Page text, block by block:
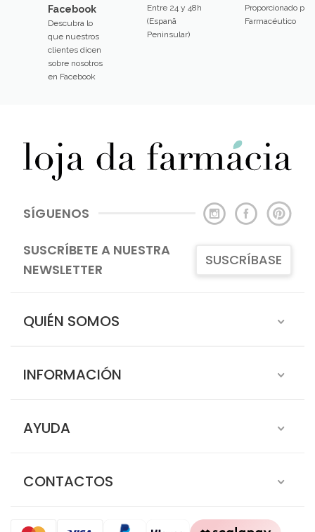
Facebook
Descubra lo
que nuestros
clientes dicen
sobre nosotros
en Facebook
Entre 24 y 48h
(Espanã
Peninsular)
Proporcionado por
Farmacéutico
SÍGUENOS
SUSCRÍBETE A NUESTRA
NEWSLETTER
SUSCRÍBASE
QUIÉN SOMOS
INFORMACIÓN
AYUDA
CONTACTOS